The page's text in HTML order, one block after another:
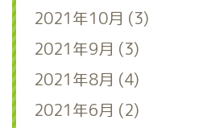
2021年10月 (3)
2021年9月 (3)
2021年8月 (4)
2021年6月 (2)